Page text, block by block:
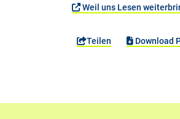
Weil uns Lesen
Teilen Download